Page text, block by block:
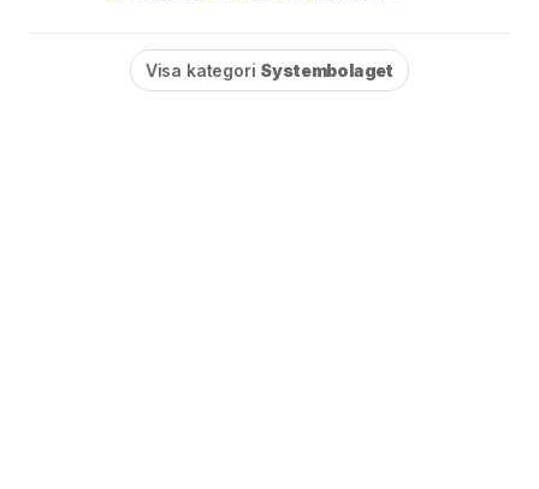
Visa kategori Systembolaget